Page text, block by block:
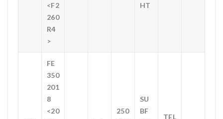
<F2
260
R4
>
HT
FE
350
201
8
<20
250
SU
BF
TEL